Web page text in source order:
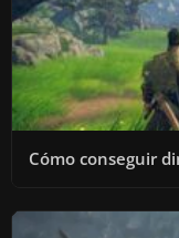
Cómo conseguir